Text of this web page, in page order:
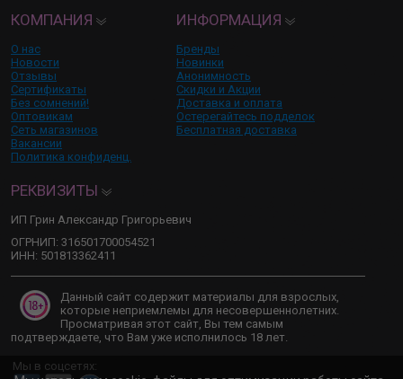
КОМПАНИЯ
О нас
Новости
Отзывы
Сертификаты
Без сомнений!
Оптовикам
Сеть магазинов
Вакансии
Политика конфиденц.
ИНФОРМАЦИЯ
Бренды
Новинки
Анонимность
Скидки и Акции
Доставка и оплата
Остерегайтесь подделок
Бесплатная доставка
РЕКВИЗИТЫ
ИП Грин Александр Григорьевич
ОГРНИП: 316501700054521
ИНН: 501813362411
Данный сайт содержит материалы для взрослых,
которые неприемлемы для несовершеннолетних.
Просматривая этот сайт, Вы тем самым
подтверждаете, что Вам уже исполнилось 18 лет.
Мы в соцсетях: